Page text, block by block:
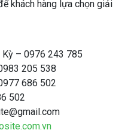
khách hàng lựa chọn giải
Kỳ – 0976 243 785
205 538
686 502
502